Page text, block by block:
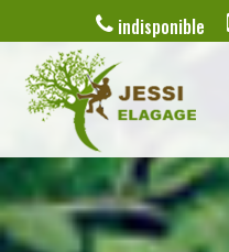
indisponible